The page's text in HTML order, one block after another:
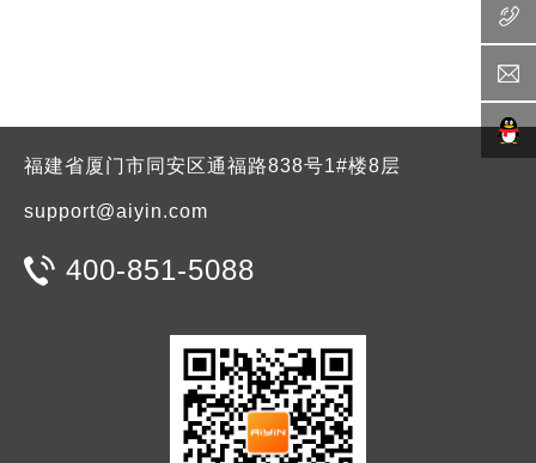
福建省厦门市同安区通福路838号1#楼8层
support@aiyin.com
400-851-5088